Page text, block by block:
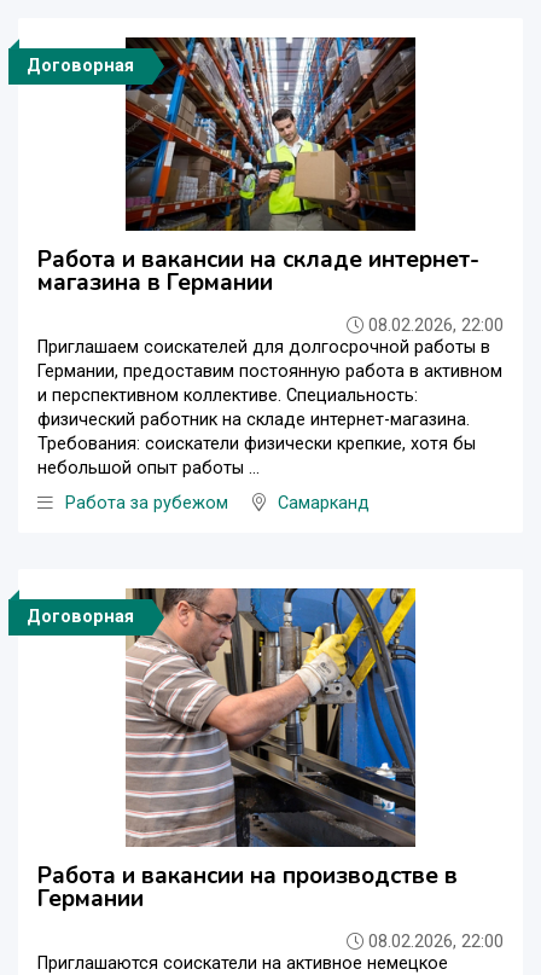
Договорная
Работа и вакансии на складе интернет-
магазина в Германии
08.02.2026, 22:00
Приглашаем соискателей для долгосрочной работы в
Германии, предоставим постоянную работа в активном
и перспективном коллективе. Специальность:
физический работник на складе интернет-магазина.
Требования: соискатели физически крепкие, хотя бы
небольшой опыт работы ...
Работа за рубежом
Самарканд
Договорная
Работа и вакансии на производстве в
Германии
08.02.2026, 22:00
Приглашаются соискатели на активное немецкое